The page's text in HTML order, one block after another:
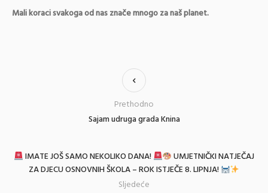
Mali koraci svakoga od nas znače mnogo za naš planet.
Sajam udruga grada Knina
Prethodno
IMATE JOŠ SAMO NEKOLIKO DANA!
UMJETNIČKI NATJEČAJ
ZA DJECU OSNOVNIH ŠKOLA – ROK ISTJEČE 8. LIPNJA!
Sljedeće